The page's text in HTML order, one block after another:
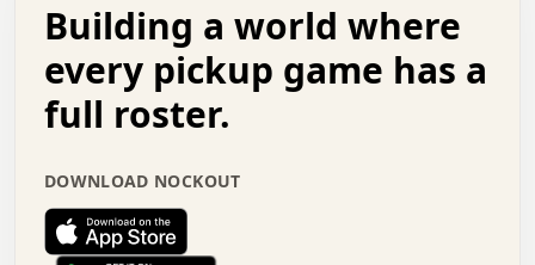
.   .   .   .   .   .   .   .   .   .   .   :   .
.   .   .   .   +   .   .   .   .   .   .   .   +
.   :   .   .   .   .   .   .   .   .   o   .   .
.   .   x   .   .   .   .   .   .   :   .   .   o
.   .   .   .   :   .   .   .   .   o   .   .   .
.   .   .   .   .   .   .   :   .   .   .   .   .
.   .   .   .   .   .   .   +   .   .   x   .   .
.   .   .   .   .   :   +   .   .   .   .   .   o
.   .   .   .   .   .   .   .   .   .   .   .   .
Building a world where
every pickup game has a
full roster.
DOWNLOAD NOCKOUT